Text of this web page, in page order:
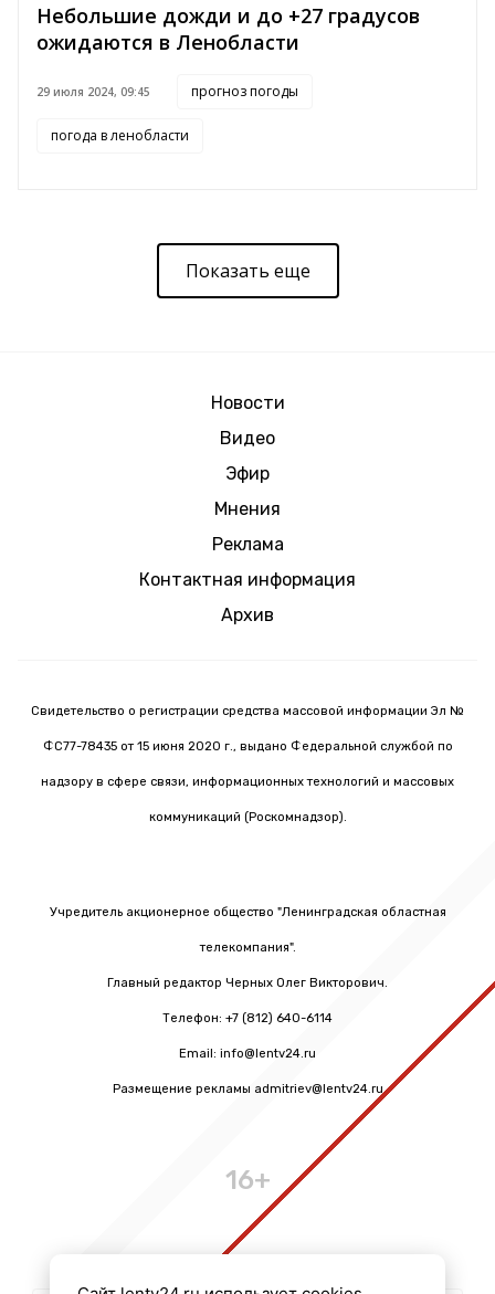
Небольшие дожди и до +27 градусов
ожидаются в Ленобласти
29 июля 2024, 09:45 прогноз погоды
погода в ленобласти
Показать еще
Новости
Видео
Эфир
Мнения
Реклама
Контактная информация
Архив
Свидетельство о регистрации средства массовой информации Эл №
ФС77-78435 от 15 июня 2020 г., выдано Федеральной службой по
надзору в сфере связи, информационных технологий и массовых
коммуникаций (Роскомнадзор).
Учредитель акционерное общество "Ленинградская областная
телекомпания".
Главный редактор Черных Олег Викторович.
Телефон: +7 (812) 640-6114
Email: info@lentv24.ru
Размещение рекламы admitriev@lentv24.ru
16+